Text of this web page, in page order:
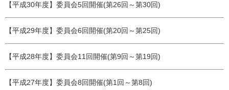
【平成30年度】委員会5回開催(第26回～第30回)
【平成29年度】委員会6回開催(第20回～第25回)
【平成28年度】委員会11回開催(第9回～第19回)
【平成27年度】委員会8回開催(第1回～第8回)